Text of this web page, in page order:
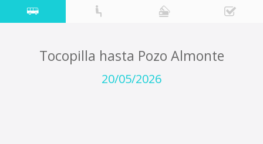
Tocopilla hasta Pozo Almonte
20/05/2026